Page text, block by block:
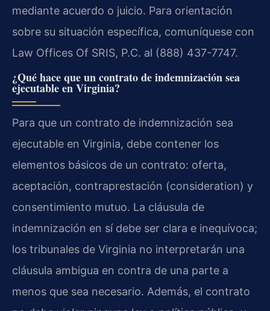
mediante acuerdo o juicio. Para orientación
sobre su situación específica, comuníquese con
Law Offices Of SRIS, P.C. al (888) 437-7747.
¿Qué hace que un contrato de indemnización sea
ejecutable en Virginia?
Para que un contrato de indemnización sea
ejecutable en Virginia, debe contener los
elementos básicos de un contrato: oferta,
aceptación, contraprestación (consideration) y
consentimiento mutuo. La cláusula de
indemnización en sí debe ser clara e inequívoca;
los tribunales de Virginia no interpretarán una
cláusula ambigua en contra de una parte a
menos que sea necesario. Además, el contrato